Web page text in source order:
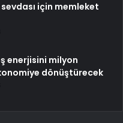
için memleket
enerjisini milyon
dönüştürecek